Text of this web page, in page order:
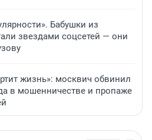
Бабушки из
звездами соцсетей — они
жизнь»: москвич обвинил
в мошенничестве и пропаже